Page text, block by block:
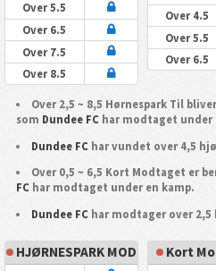
Over 5.5
Over 6.5
Over 7.5
Over 8.5
Over 4.5
Over 5.5
Over 6.5
Over 2,5 ~ 8,5 Hørnespark Til
som Dundee FChar modtaget under
Dundee FC har vundet over 4,5
Over 0,5 ~ 6,5 Kort Modtaget er
FChar modtaget under en kamp.
Dundee FC har modtager over 2,5
HJØRNESPARK MOD Kort